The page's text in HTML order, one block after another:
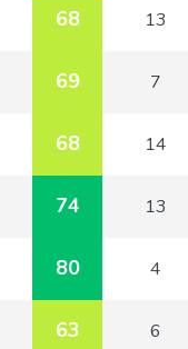
68 13
69 7
68 14
74 13
80 4
63 6